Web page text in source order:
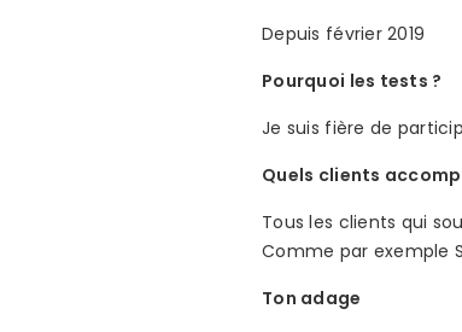
Depuis février 2019
Pourquoi les tests ?
Je suis fière de
Quels clients
Tous les clients qui
Comme par exemple
Ton adage